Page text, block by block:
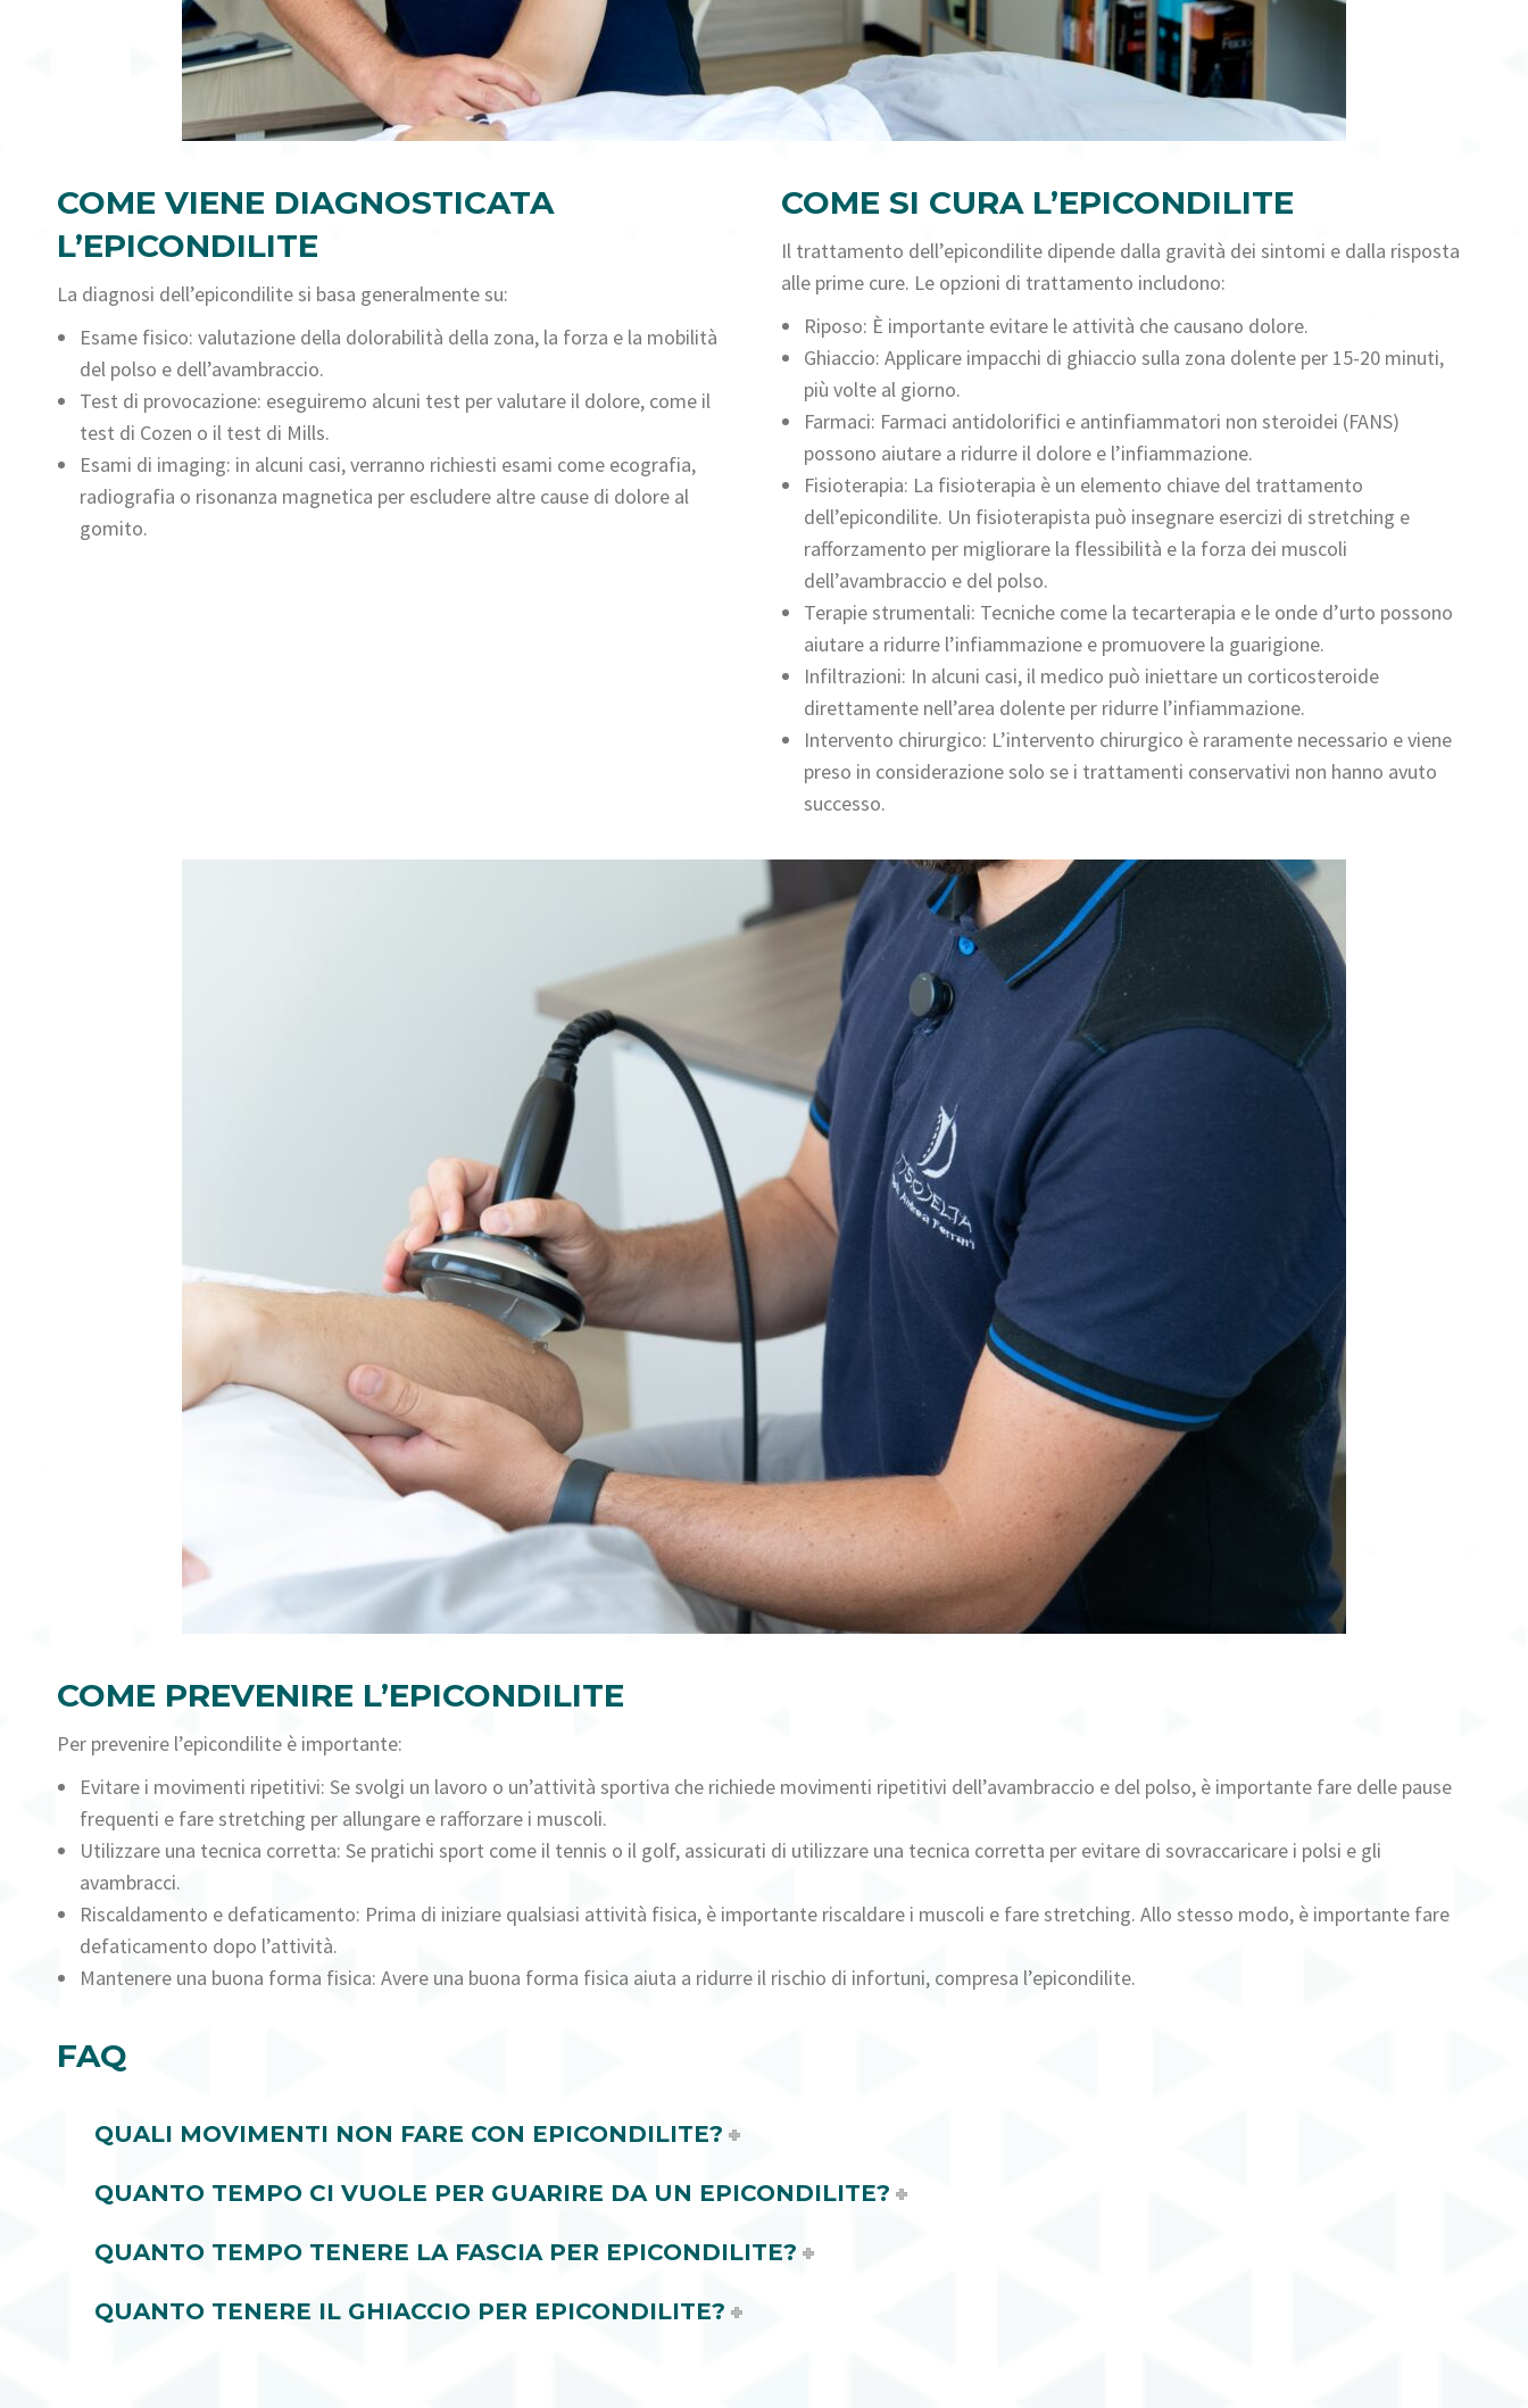
COME VIENE DIAGNOSTICATA
L’EPICONDILITE
La diagnosi dell’epicondilite si basa generalmente su:
Esame fisico: valutazione della dolorabilità della zona, la forza e la mobilità
del polso e dell’avambraccio.
Test di provocazione: eseguiremo alcuni test per valutare il dolore, come il
test di Cozen o il test di Mills.
Esami di imaging: in alcuni casi, verranno richiesti esami come ecografia,
radiografia o risonanza magnetica per escludere altre cause di dolore al
gomito.
COME SI CURA L’EPICONDILITE
Il trattamento dell’epicondilite dipende dalla gravità dei sintomi e dalla risposta
alle prime cure. Le opzioni di trattamento includono:
Riposo: È importante evitare le attività che causano dolore.
Ghiaccio: Applicare impacchi di ghiaccio sulla zona dolente per 15-20 minuti,
più volte al giorno.
Farmaci: Farmaci antidolorifici e antinfiammatori non steroidei (FANS)
possono aiutare a ridurre il dolore e l’infiammazione.
Fisioterapia: La fisioterapia è un elemento chiave del trattamento
dell’epicondilite. Un fisioterapista può insegnare esercizi di stretching e
rafforzamento per migliorare la flessibilità e la forza dei muscoli
dell’avambraccio e del polso.
Terapie strumentali: Tecniche come la tecarterapia e le onde d’urto possono
aiutare a ridurre l’infiammazione e promuovere la guarigione.
Infiltrazioni: In alcuni casi, il medico può iniettare un corticosteroide
direttamente nell’area dolente per ridurre l’infiammazione.
Intervento chirurgico: L’intervento chirurgico è raramente necessario e viene
preso in considerazione solo se i trattamenti conservativi non hanno avuto
successo.
COME PREVENIRE L’EPICONDILITE
Per prevenire l’epicondilite è importante:
Evitare i movimenti ripetitivi: Se svolgi un lavoro o un’attività sportiva che richiede movimenti ripetitivi dell’avambraccio e del polso, è importante fare delle pause
frequenti e fare stretching per allungare e rafforzare i muscoli.
Utilizzare una tecnica corretta: Se pratichi sport come il tennis o il golf, assicurati di utilizzare una tecnica corretta per evitare di sovraccaricare i polsi e gli
avambracci.
Riscaldamento e defaticamento: Prima di iniziare qualsiasi attività fisica, è importante riscaldare i muscoli e fare stretching. Allo stesso modo, è importante fare
defaticamento dopo l’attività.
Mantenere una buona forma fisica: Avere una buona forma fisica aiuta a ridurre il rischio di infortuni, compresa l’epicondilite.
FAQ
QUALI MOVIMENTI NON FARE CON EPICONDILITE?
QUANTO TEMPO CI VUOLE PER GUARIRE DA UN EPICONDILITE?
QUANTO TEMPO TENERE LA FASCIA PER EPICONDILITE?
QUANTO TENERE IL GHIACCIO PER EPICONDILITE?